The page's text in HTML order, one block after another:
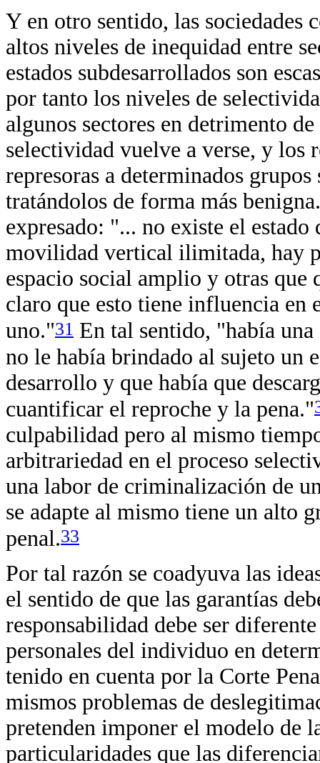
Y en otro sentido, las sociedades
altos niveles de inequidad entre
estados subdesarrollados son
por tanto los niveles de
algunos sectores en detrimento
selectividad vuelve a verse, y los
represoras a determinados
tratándolos de forma más
expresado: "... no existe el
movilidad vertical ilimitada, hay
espacio social amplio y otras que
claro que esto tiene influencia en
uno."31 En tal sentido, "había
no le había brindado al sujeto un
desarrollo y que había que
cuantificar el reproche y la pena."
culpabilidad pero al mismo
arbitrariedad en el proceso
una labor de criminalización de
se adapte al mismo tiene un alto
penal.33
Por tal razón se coadyuva las
el sentido de que las garantías
responsabilidad debe ser
personales del individuo en
tenido en cuenta por la Corte
mismos problemas de
pretenden imponer el modelo de
particularidades que las